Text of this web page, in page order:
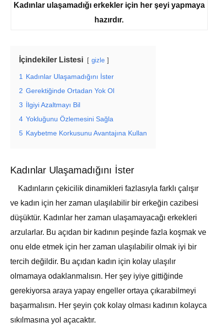
Kadınlar ulaşamadığı erkekler için her şeyi yapmaya
hazırdır.
İçindekiler Listesi gizle
1
Kadınlar Ulaşamadığını İster
2 Gerektiğinde Ortadan Yok Ol
3 İlgiyi Azaltmayı Bil
4 Yokluğunu Özlemesini Sağla
5 Kaybetme Korkusunu Avantajına Kullan
Kadınlar Ulaşamadığını İster
Kadınların çekicilik dinamikleri fazlasıyla farklı çalışır
ve kadın için her zaman ulaşılabilir bir erkeğin cazibesi
düşüktür. Kadınlar her zaman ulaşamayacağı erkekleri
arzularlar. Bu açıdan bir kadının peşinde fazla koşmak ve
onu elde etmek için her zaman ulaşılabilir olmak iyi bir
tercih değildir. Bu açıdan kadın için kolay ulaşılır
olmamaya odaklanmalısın. Her şey iyiye gittiğinde
gerekiyorsa araya yapay engeller ortaya çıkarabilmeyi
başarmalısın. Her şeyin çok kolay olması kadının kolayca
sıkılmasına yol açacaktır.